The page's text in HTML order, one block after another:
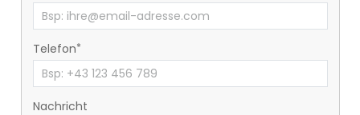
Telefon
Nachricht